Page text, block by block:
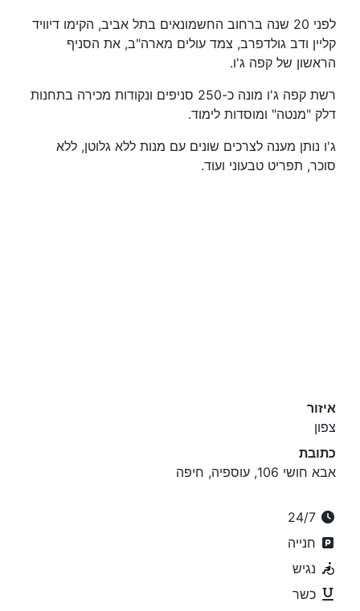
לפני 20 שנה ברחוב החשמונאים בתל אביב, הקימו דיוויד
קליין ודב גולדפרב, צמד עולים מארה"ב, את הסניף
הראשון של קפה ג'ו.
רשת קפה ג'ו מונה כ-250 סניפים ונקודות מכירה בתחנות
דלק "מנטה" ומוסדות לימוד.
ג'ו נותן מענה לצרכים שונים עם מנות ללא גלוטן, ללא
סוכר, תפריט טבעוני ועוד.
איזור
צפון
כתובת
אבא חושי 106, עוספיה, חיפה
חנייה
נגיש
כשר